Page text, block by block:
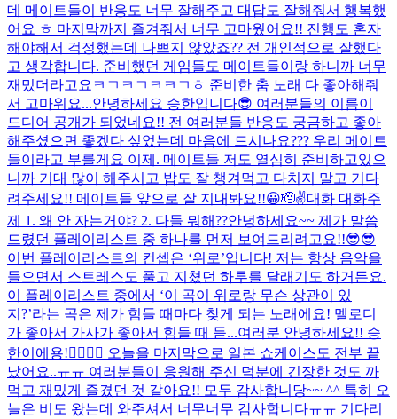
데 메이트들이 반응도 너무 잘해주고 대답도 잘해줘서 행복했
어요 ㅎ 마지막까지 즐겨줘서 너무 고마웠어요!! 진행도 혼자
해야해서 걱정했는데 나쁘지 않았죠?? 전 개인적으로 잘했다
고 생각합니다. 준비했던 게임들도 메이트들이랑 하니까 너무
재밌더라고요ㅋㄱㅋㄱㅋㅋㄱㅎ 준비한 춤 노래 다 좋아해줘
서 고마워요...안녕하세요 승한입니다😎 여러분들의 이름이
드디어 공개가 되었네요!! 전 여러분들 반응도 궁금하고 좋아
해주셨으면 좋겠다 싶었는데 마음에 드시나요??? 우리 메이트
들이라고 부를게요 이제. 메이트들 저도 열심히 준비하고있으
니까 기대 많이 해주시고 밥도 잘 챙겨먹고 다치지 말고 기다
려주세요!! 메이트들 앞으로 잘 지내봐요!!😀🫡✌️대화 대화주
제 1. 왜 안 자는거야? 2. 다들 뭐해??안녕하세요~~ 제가 말씀
드렸던 플레이리스트 중 하나를 먼저 보여드리려고요!!😎😎
이번 플레이리스트의 컨셉은 ‘위로’입니다! 저는 항상 음악을
들으면서 스트레스도 풀고 지쳤던 하루를 달래기도 하거든요.
이 플레이리스트 중에서 ‘이 곡이 위로랑 무슨 상관이 있
지?’라는 곡은 제가 힘들 때마다 찾게 되는 노래에요! 멜로디
가 좋아서 가사가 좋아서 힘들 때 듣...여러분 안녕하세요!! 승
한이에용!❤️‍🔥❤️‍🔥 오늘을 마지막으로 일본 쇼케이스도 전부 끝
났어요..ㅠㅠ 여러분들이 응원해 주신 덕분에 긴장한 것도 까
먹고 재밌게 즐겼던 것 같아요!! 모두 감사합니당~~ ^^ 특히 오
늘은 비도 왔는데 와주셔서 너무너무 감사합니다ㅠㅠ 기다리